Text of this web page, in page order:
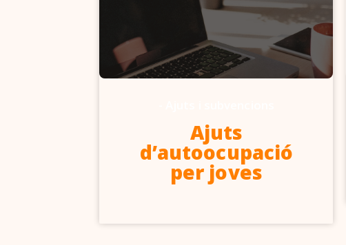
Ajuts
d’autoocupació
per joves